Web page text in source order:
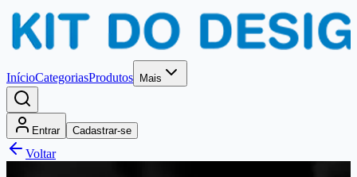
InícioCategoriasProdutos Mais
Entrar Cadastrar-se
Voltar